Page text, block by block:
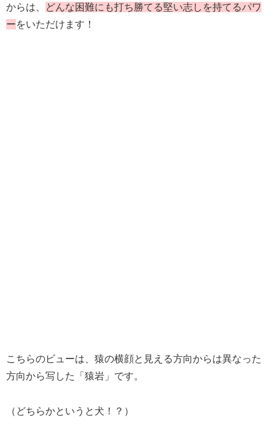
からは、
どんな困難にも打ち勝てる堅い志しを持てるパワ
ーをいただけます！
こちらのビューは、猿の横顔と見える方向からは異なった
方向から写した「猿岩」です。
（どちらかというと犬！？）